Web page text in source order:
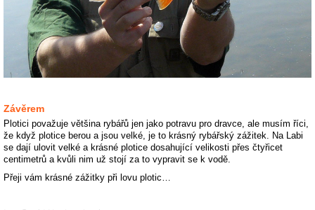
Závěrem
Plotici považuje většina rybářů jen jako potravu pro dravce, ale musím říci,
že když plotice berou a jsou velké, je to krásný rybářský zážitek. Na Labi
se dají ulovit velké a krásné plotice dosahující velikosti přes čtyřicet
centimetrů a kvůli nim už stojí za to vypravit se k vodě.
Přeji vám krásné zážitky při lovu plotic…